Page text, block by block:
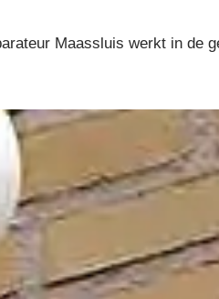
Maassluis werkt in de